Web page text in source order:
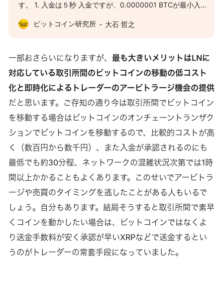
す。 1. 入金は５秒 入金ですが、0.0000001 BTCが最小入金
です。100 satですね。金額を指定してinvoice発行をクリッ
クするとQRコードが出ますので、ライトニングウォレットで
す。 送ると一瞬で着金表示がでます。その後５秒ほどすると
入金完了の表示がでます。これは驚きです。ライトニングで
はマイニングなどがありませんから、これで完了です。何確
ビットコイン研究所 大石 哲之
一部おさらいになりますが、 最も大きいメリットはLNに
対応している取引所間のビットコインの移動の低コスト
化と即時化によるトレーダーのアービトラージ機会の提供
だと思います。ご存知の通り今は取引所間でビットコイン
を移動する場合はビットコインのオンチェーントランザク
ションでビットコインを移動するので、比較的コストが高
く（数百円から数千円）、また入金が承認されるのにも
最低でも約30分程、ネットワークの混雑状況次第では1時
間以上かかることもよくあります。このせいでアービトラ
ージや売買のタイミングを逃したことがある人もいるで
しょう。自分もあります。結局そうすると取引所間で素早
くコインを動かしたい場合は、ビットコインではなくよ
り送金手数料が安く承認が早いXRPなどで送金するとい
うのがトレーダーの常套手段になっていました。